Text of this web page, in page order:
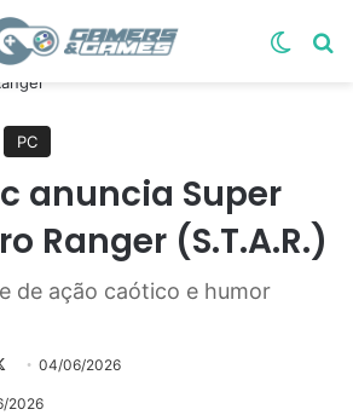
PC
anuncia Super
Ranger (S.T.A.R.)
de ação caótico e humor
Follow
on
04/06/2026
2026